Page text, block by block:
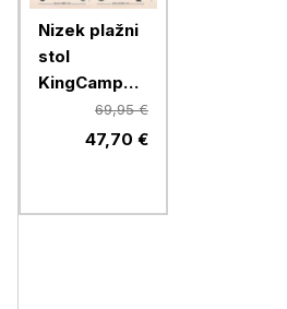
Nizek plažni
stol
KingCamp
KC3841, siv
69,95 €
47,70 €